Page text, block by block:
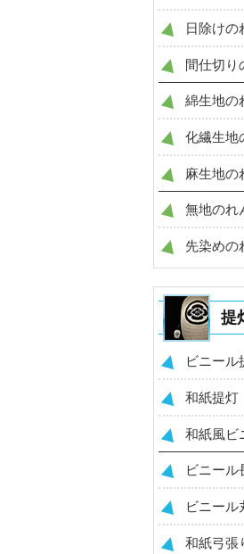
日除けの
間仕切り
綿生地の
化繊生地
麻生地の
無地のれ
先染めの
提
ビニール
和紙提灯
和紙風ビ
ビニール
ビニール
和紙弓張